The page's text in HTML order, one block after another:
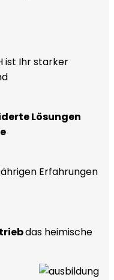
ist Ihr starker
Lösungen
Erfahrungen
das heimische